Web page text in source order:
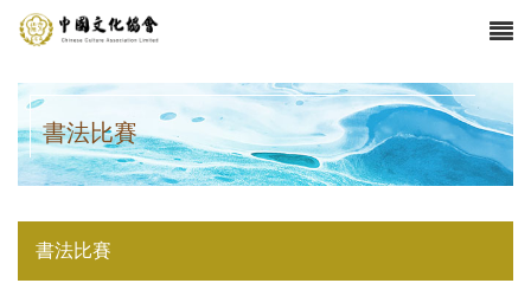
書法比賽
書法比賽